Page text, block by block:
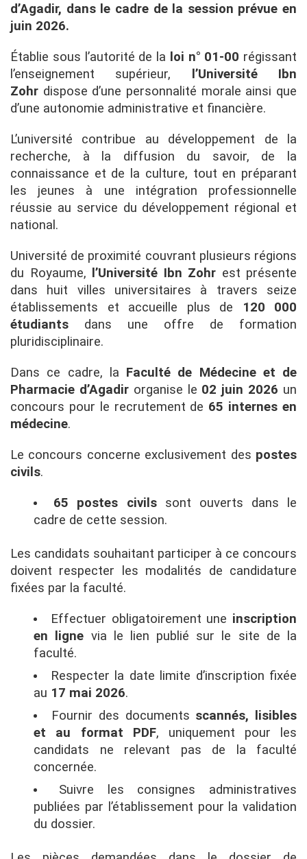
d’Agadir, dans le cadre de la session prévue en
juin 2026.
Établie sous l’autorité de la loi n° 01-00 régissant
l’enseignement supérieur,
l’Université Ibn
Zohr dispose d’une personnalité morale ainsi que
d’une autonomie administrative et financière.
L’université contribue au développement de la
recherche, à la diffusion du savoir, de la
connaissance et de la culture, tout en préparant
les jeunes à une intégration professionnelle
réussie au service du développement régional et
national.
Université de proximité couvrant plusieurs régions
du Royaume,
l’Université Ibn Zohr est présente
dans huit villes universitaires à travers seize
établissements et accueille plus de
120 000
étudiants dans une offre de formation
pluridisciplinaire.
Dans ce cadre, la Faculté de Médecine et de
Pharmacie d’Agadirorganise le 02 juin 2026 un
concours pour le recrutement de 65 internes en
médecine.
Le concours concerne exclusivement des postes
civils.
65 postes civilssont ouverts dans le
cadre de cette session.
Les candidats souhaitant participer à ce concours
doivent respecter les modalités de candidature
fixées par la faculté.
Effectuer obligatoirement une inscription
en ligne via le lien publié sur le site de la
faculté.
Respecter la date limite d’inscription fixée
au 17 mai 2026.
Fournir des documents scannés, lisibles
et au format PDF, uniquement pour les
candidats ne relevant pas de la faculté
concernée.
Suivre les consignes administratives
publiées par l’établissement pour la validation
du dossier.